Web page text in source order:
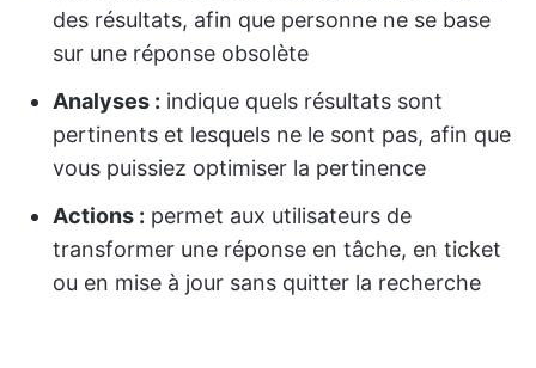
des résultats, afin que personne ne se base
sur une réponse obsolète
Analyses : indique quels résultats sont
pertinents et lesquels ne le sont pas, afin que
vous puissiez optimiser la pertinence
Actions : permet aux utilisateurs de
transformer une réponse en tâche, en ticket
ou en mise à jour sans quitter la recherche